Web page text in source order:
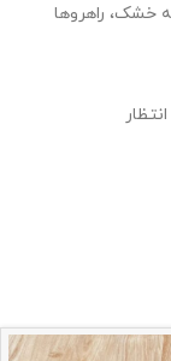
خشک، راهروها